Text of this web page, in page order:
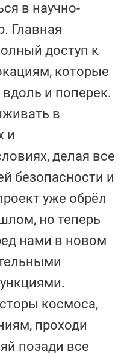
в научно-
Главная
доступ к
которые
и поперек.
в
и
делая все
безопасности и
уже обрёл
но теперь
нами в новом
космоса,
проходи
позади все